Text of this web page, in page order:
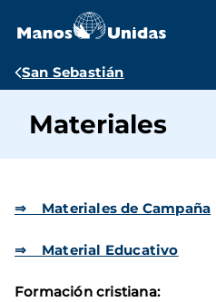
contenido
Ruta
navegación
San Sebastián
Materiales
⇒ Materiales de Campaña
⇒ Material Educativo
Formación cristiana: